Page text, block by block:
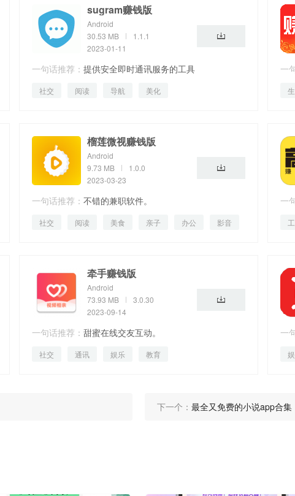
sugram赚钱版
Android
30.53 MB
1.1.1
2023-01-11
一句话推荐： 提供安全即时通讯服务的工具
社交 阅读 导航 美化
一
榴莲微视赚钱版
Android
9.73 MB
1.0.0
2023-03-23
一句话推荐： 不错的兼职软件。
社交 阅读 美食 亲子 办公 影音
一
牵手赚钱版
Android
73.93 MB
3.0.30
2023-09-14
一句话推荐： 甜蜜在线交友互动。
社交 通讯 娱乐 教育
一
下一个： 最全又免费的小说app合集